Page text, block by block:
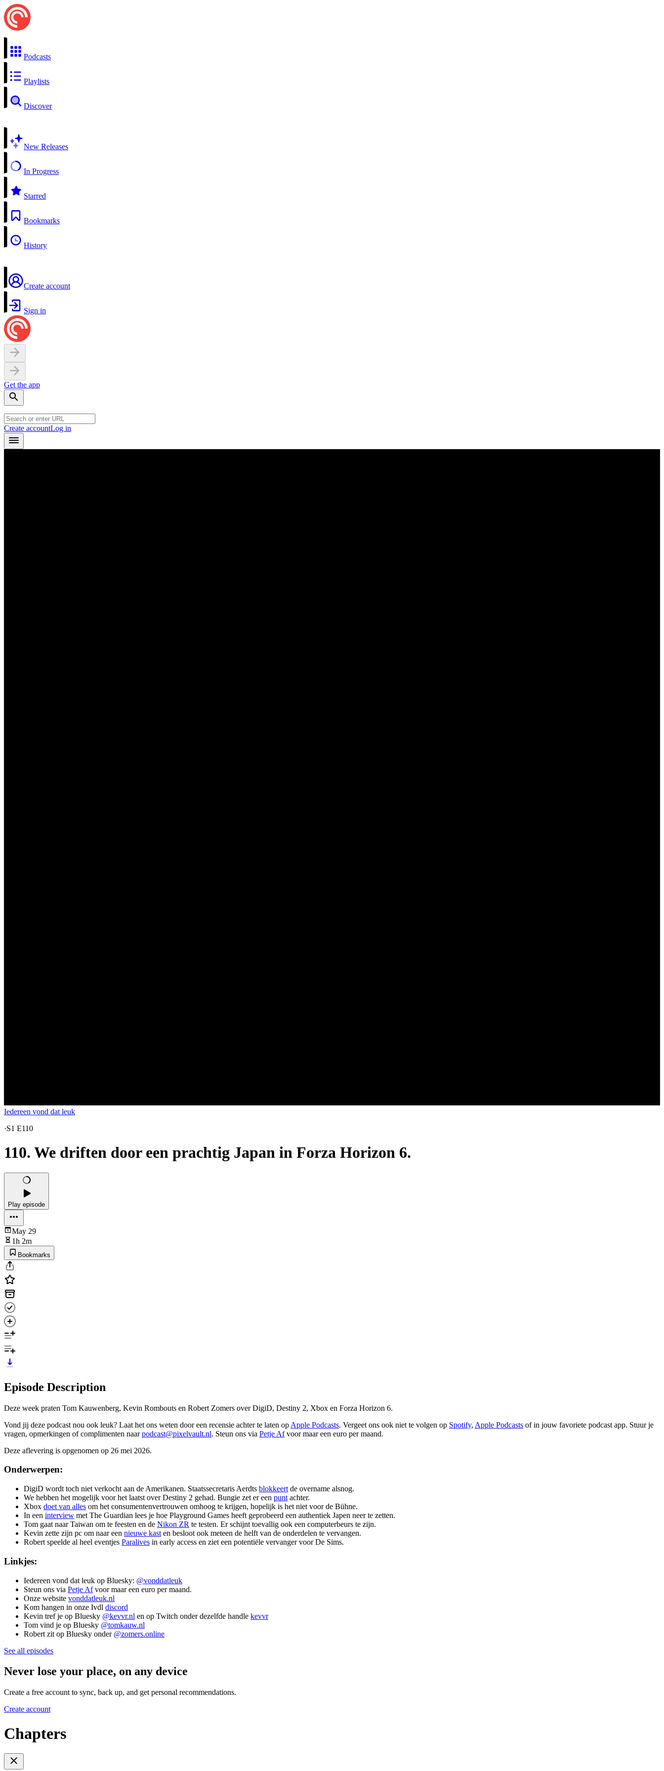
Podcasts
Playlists
Discover
New Releases
In Progress
Starred
Bookmarks
History
Create account
Sign in
Get the app
Create accountLog in
Iedereen vond dat leuk
·S1 E110
110. We driften door een prachtig Japan in Forza Horizon 6.
Play episode
May 29
1h 2m
Bookmarks
Episode Description
Deze week praten Tom Kauwenberg, Kevin Rombouts en Robert Zomers over DigiD, Destiny 2, Xbox en Forza Horizon 6.
Vond jij deze podcast nou ook leuk? Laat het ons weten door een recensie achter te laten op Apple Podcasts. Vergeet ons ook niet te volgen op Spotify, Apple Podcasts of in jouw favoriete podcast app. Stuur je
vragen, opmerkingen of complimenten naarpodcast@pixelvault.nl. Steun ons via Petje Afvoor maar een euro per maand.
Deze aflevering is opgenomen op 26 mei 2026.
Onderwerpen:
DigiD wordt toch niet verkocht aan de Amerikanen. Staatssecretaris Aerdts blokkeert de overname alsnog.
We hebben het mogelijk voor het laatst over Destiny 2 gehad. Bungie zet er een punt achter.
Xbox doet van alles om het consumentenvertrouwen omhoog te krijgen, hopelijk is het niet voor de Bühne.
In een interview met The Guardian lees je hoe Playground Games heeft geprobeerd een authentiek Japen neer te zetten.
Tom gaat naar Taiwan om te feesten en de Nikon ZR te testen. Er schijnt toevallig ook een computerbeurs te zijn.
Kevin zette zijn pc om naar een nieuwe kast en besloot ook meteen de helft van de onderdelen te vervangen.
Robert speelde al heel eventjes Paralives in early access en ziet een potentiële vervanger voor De Sims.
Linkjes:
Iedereen vond dat leuk op Bluesky: @vonddatleuk
Steun ons via Petje Afvoor maar een euro per maand.
Onze website vonddatleuk.nl
Kom hangen in onze Ivdl discord
Kevin tref je op Bluesky @kevvr.nl en op Twitch onder dezelfde handle kevvr
Tom vind je op Bluesky @tomkauw.nl
Robert zit op Bluesky onder @zomers.online
See all episodes
Never lose your place, on any device
Create a free account to sync, back up, and get personal recommendations.
Create account
Chapters